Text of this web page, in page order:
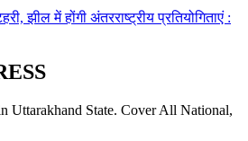
झील में होंगी अंतरराष्ट्रीय प्रतियोगिताएं :
Uttarakhand State. Cover All National,